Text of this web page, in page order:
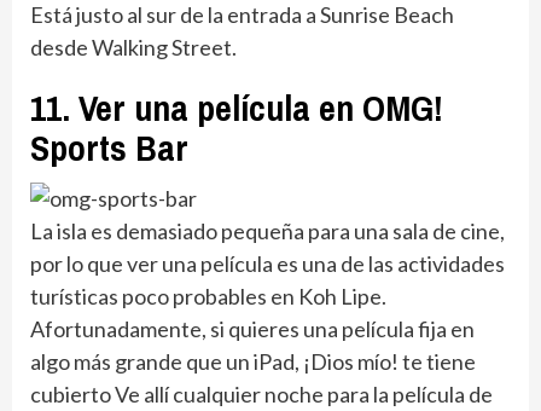
Está justo al sur de la entrada a Sunrise Beach
desde Walking Street.
11. Ver una película en OMG!
Sports Bar
La isla es demasiado pequeña para una sala de cine,
por lo que ver una película es una de las actividades
turísticas poco probables en Koh Lipe.
Afortunadamente, si quieres una película fija en
algo más grande que un iPad, ¡Dios mío! te tiene
cubierto Ve allí cualquier noche para la película de